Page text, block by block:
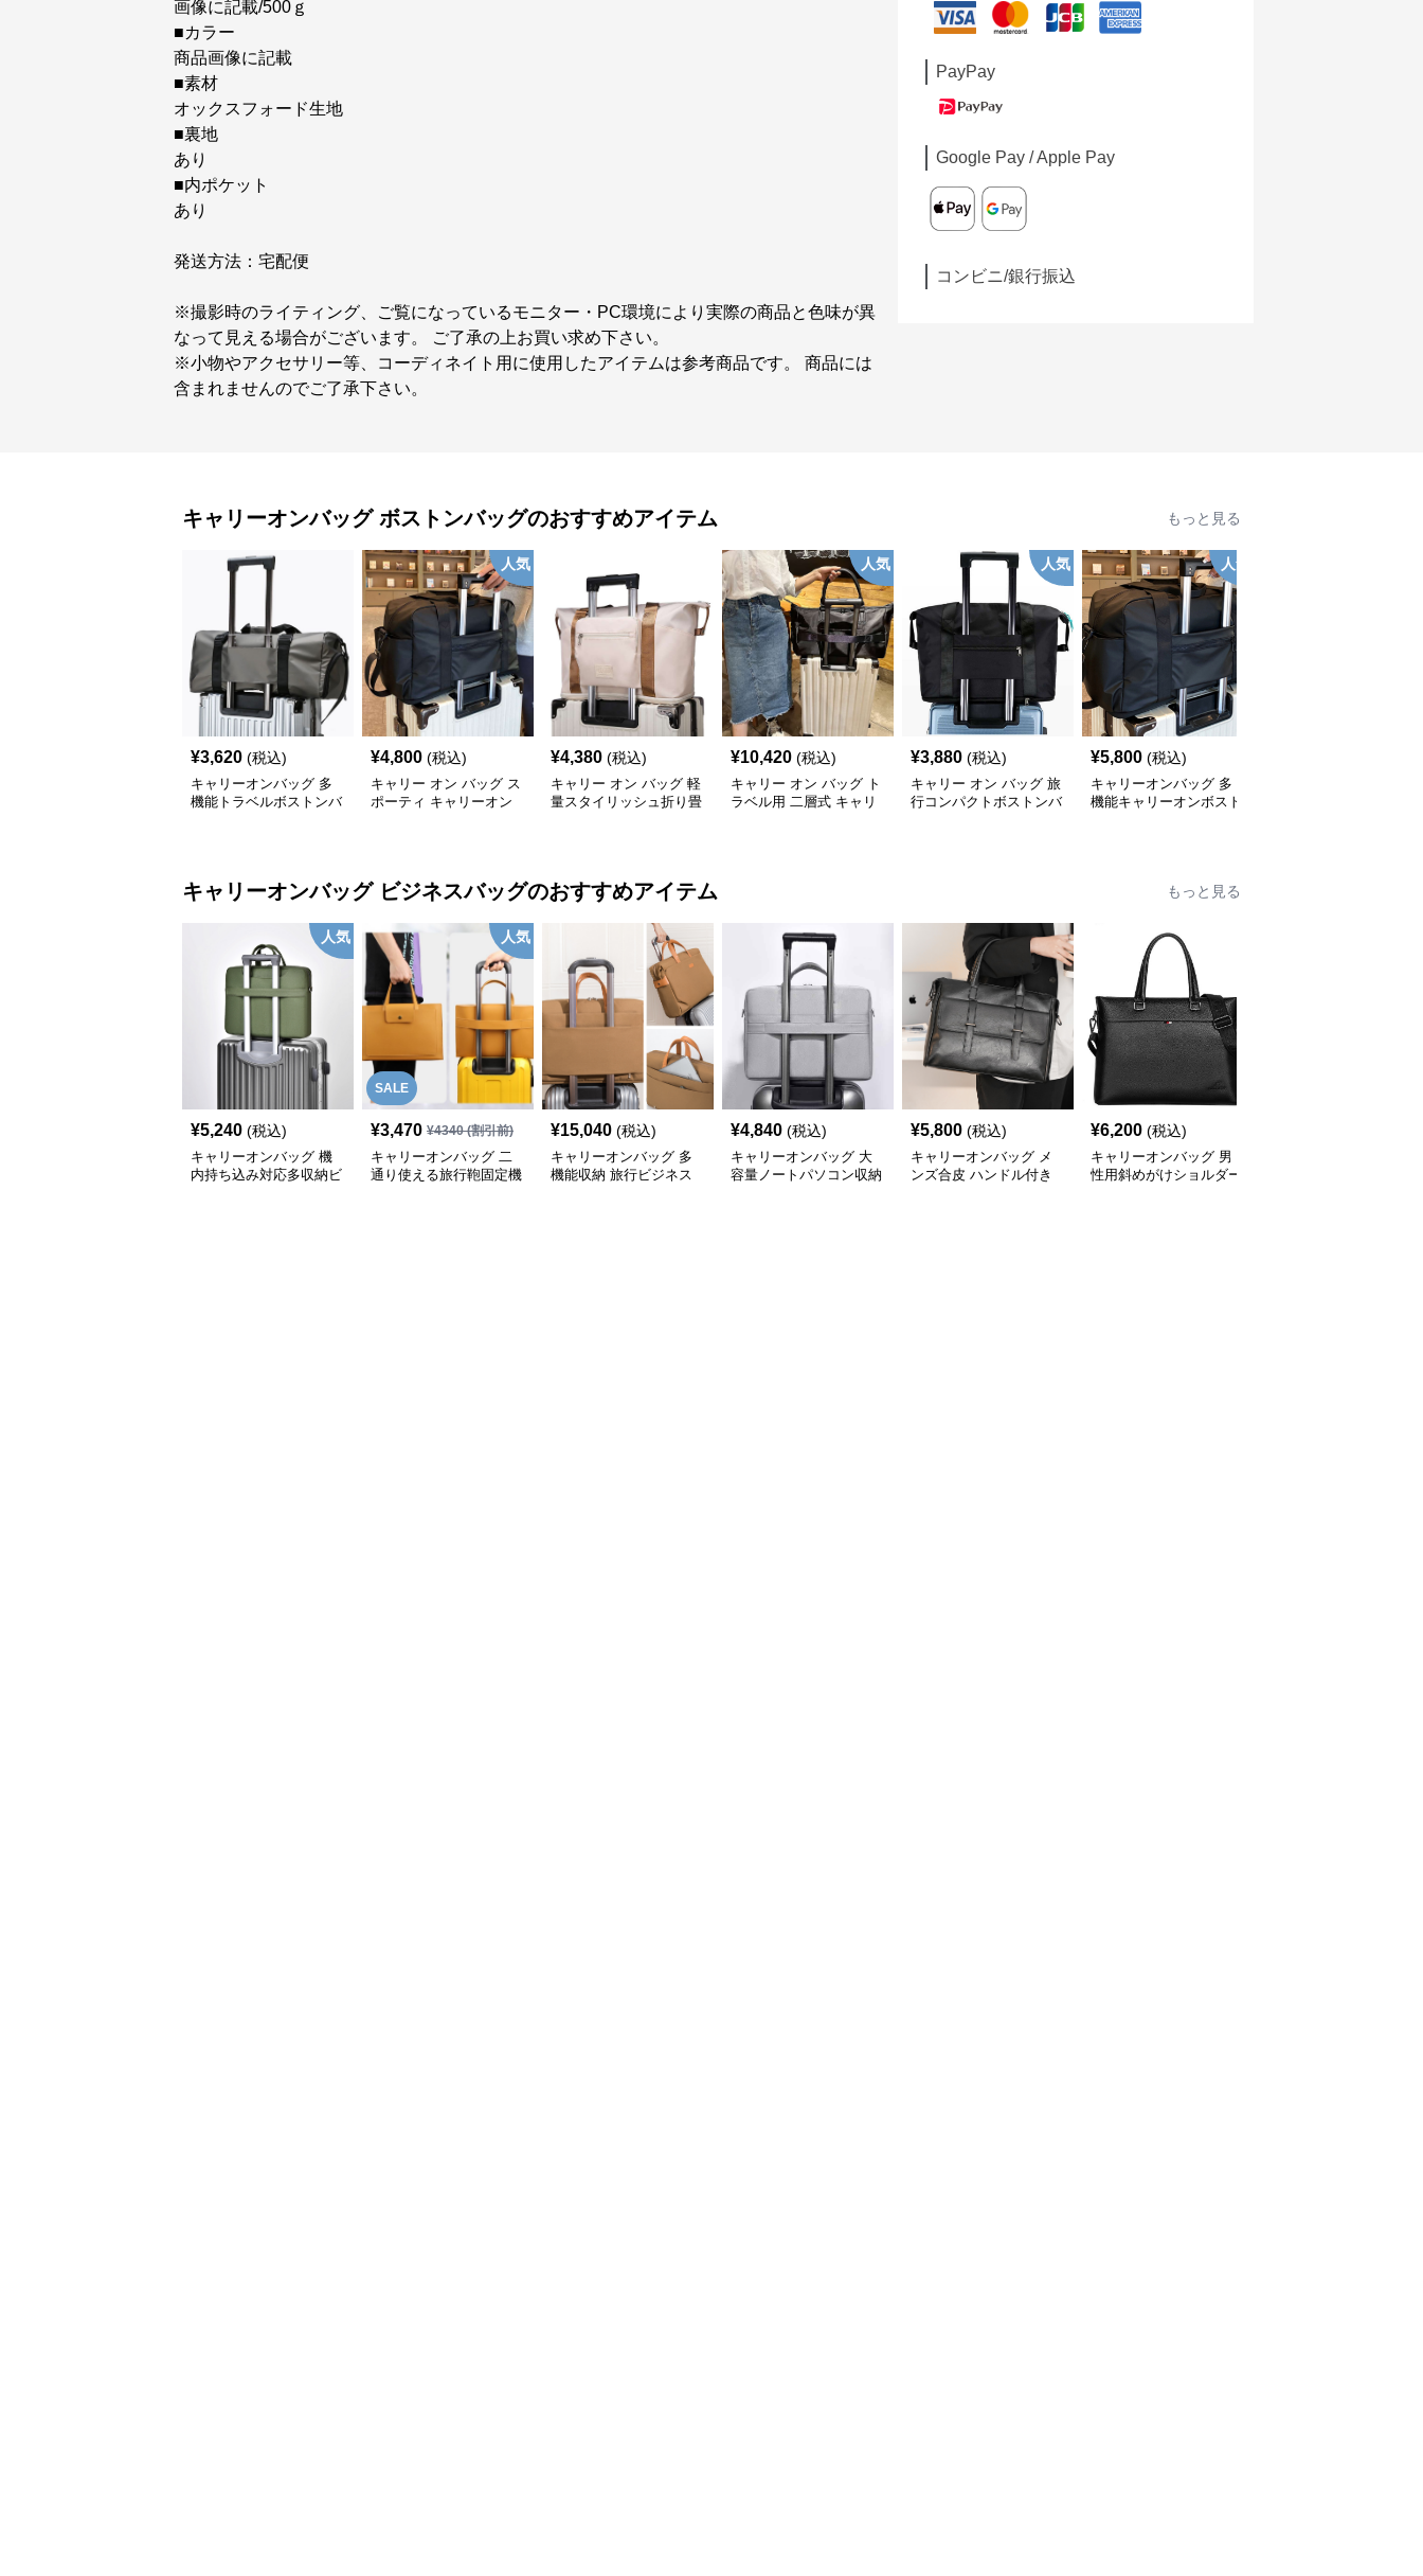
画像に記載/500ｇ
■カラー
商品画像に記載
■素材
オックスフォード生地
■裏地
あり
■内ポケット
あり
発送方法：宅配便
※撮影時のライティング、ご覧になっているモニター・PC環境により実際の商品と色味が異
なって見える場合がございます。 ご了承の上お買い求め下さい。
※小物やアクセサリー等、コーディネイト用に使用したアイテムは参考商品です。 商品には
含まれませんのでご了承下さい。
PayPay
Google Pay / Apple Pay
コンビニ/銀行振込
キャリーオンバッグ ボストンバッグのおすすめアイテム もっと見る
¥3,620 (税込)
キャリーオンバッグ 多
機能トラベルボストンバ
人気
¥4,800 (税込)
キャリー オン バッグ ス
ポーティ キャリーオン
¥4,380 (税込)
キャリー オン バッグ 軽
量スタイリッシュ折り畳
人気
¥10,420 (税込)
キャリー オン バッグ ト
ラベル用 二層式 キャリ
人気
¥3,880 (税込)
キャリー オン バッグ 旅
行コンパクトボストンバ
人気
¥5,800 (税込)
キャリーオンバッグ 多
機能キャリーオンボスト
キャリーオンバッグ ビジネスバッグのおすすめアイテム もっと見る
人気
¥5,240 (税込)
キャリーオンバッグ 機
内持ち込み対応多収納ビ
SALE
人気
¥3,470 ¥4340(割引前)
キャリーオンバッグ 二
通り使える旅行鞄固定機
¥15,040 (税込)
キャリーオンバッグ 多
機能収納 旅行ビジネス
¥4,840 (税込)
キャリーオンバッグ 大
容量ノートパソコン収納
¥5,800 (税込)
キャリーオンバッグ メ
ンズ合皮 ハンドル付き
¥6,200 (税込)
キャリーオンバッグ 男
性用斜めがけショルダー